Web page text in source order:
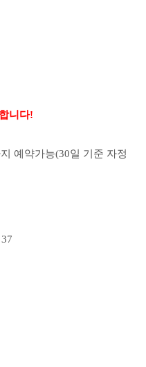
니다!
예약가능(30일 기준 자정